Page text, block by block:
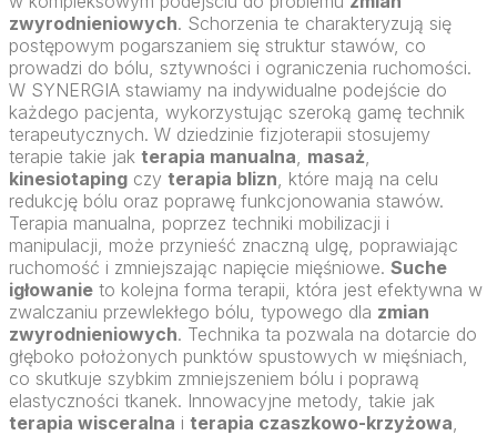
zwyrodnieniowych. Schorzenia te charakteryzują się
postępowym pogarszaniem się struktur stawów, co
prowadzi do bólu, sztywności i ograniczenia ruchomości.
W SYNERGIA stawiamy na indywidualne podejście do
każdego pacjenta, wykorzystując szeroką gamę technik
terapeutycznych. W dziedzinie fizjoterapii stosujemy
terapie takie jak terapia manualna, masaż,
kinesiotaping czy terapia blizn, które mają na celu
redukcję bólu oraz poprawę funkcjonowania stawów.
Terapia manualna, poprzez techniki mobilizacji i
manipulacji, może przynieść znaczną ulgę, poprawiając
ruchomość i zmniejszając napięcie mięśniowe. Suche
igłowanie to kolejna forma terapii, która jest efektywna w
zwalczaniu przewlekłego bólu, typowego dla zmian
zwyrodnieniowych. Technika ta pozwala na dotarcie do
głęboko położonych punktów spustowych w mięśniach,
co skutkuje szybkim zmniejszeniem bólu i poprawą
elastyczności tkanek. Innowacyjne metody, takie jak
terapia wisceralna i terapia czaszkowo-krzyżowa,